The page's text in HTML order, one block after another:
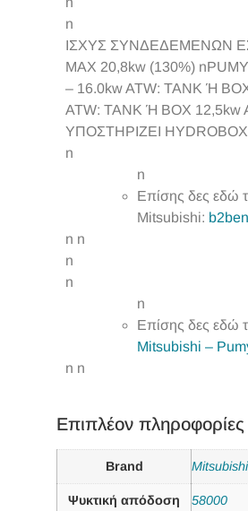
n
IΣΧΥΣ ΣΥΝΔΕΔΕΜΕΝΩΝ
MAX 20,8kw (130%)
– 16.0kw ATW: TANK Ή
ATW: TANK Ή BOX 12,5kw
ΥΠΟΣΤΗΡΙΖΕΙ
n
n
Επίσης δες εδώ
Mitsubishi:
n n
n
n
n
Επίσης δες εδώ
Mitsubishi –
n n
Επιπλέον πληροφορίες
Brand Mitsubishi
Ψυκτική απόδοση
58000